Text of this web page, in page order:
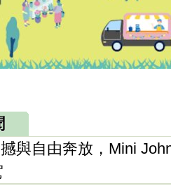
與自由奔放，Mini